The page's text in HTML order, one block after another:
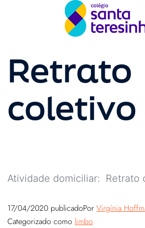
Retrato
coletivo
Atividade domiciliar: Retrato
17/04/2020 publicadoPor Virgínia
Categorizado como limbo